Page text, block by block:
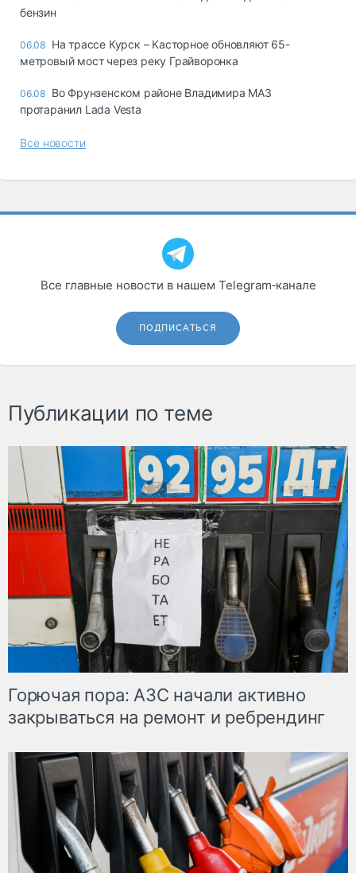
бензин
06.08 На трассе Курск – Касторное обновляют 65-
метровый мост через реку Грайворонка
06.08 Во Фрунзенском районе Владимира МАЗ
протаранил Lada Vesta
Все новости
Все главные новости в нашем Telegram‑канале
ПОДПИСАТЬСЯ
Публикации по теме
Горючая пора: АЗС начали активно
закрываться на ремонт и ребрендинг